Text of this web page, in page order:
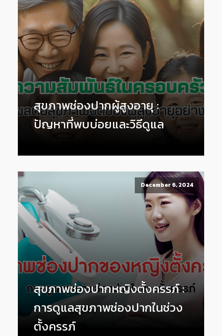
สุขภาพช่องปากผู้สูงอายุ :
ปัญหาที่พบบ่อยและวิธีดูแล
December 6, 2024
สุขภาพช่องปากหญิงตั้งครรภ์ :
การดูแลสุขภาพช่องปากในช่วง
ตั้งครรภ์